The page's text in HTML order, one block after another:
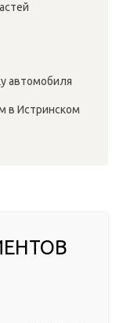
автомобиля
в Истринском